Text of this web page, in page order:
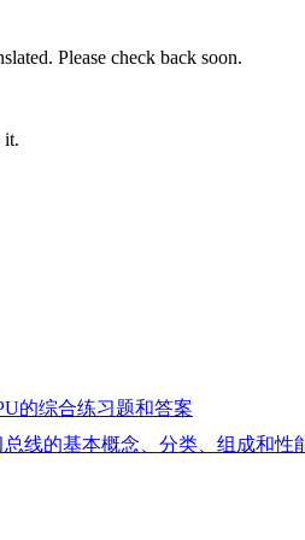
Please check back soon.
it.
的综合练习题和答案
总线的基本概念、分类、组成和性